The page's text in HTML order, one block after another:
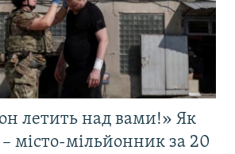
летить над вами!» Як
місто-мільйонник за 20